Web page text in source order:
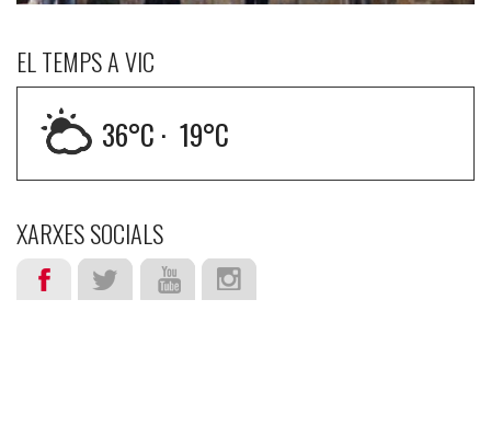
EL TEMPS A VIC
36°C · 19°C
XARXES SOCIALS